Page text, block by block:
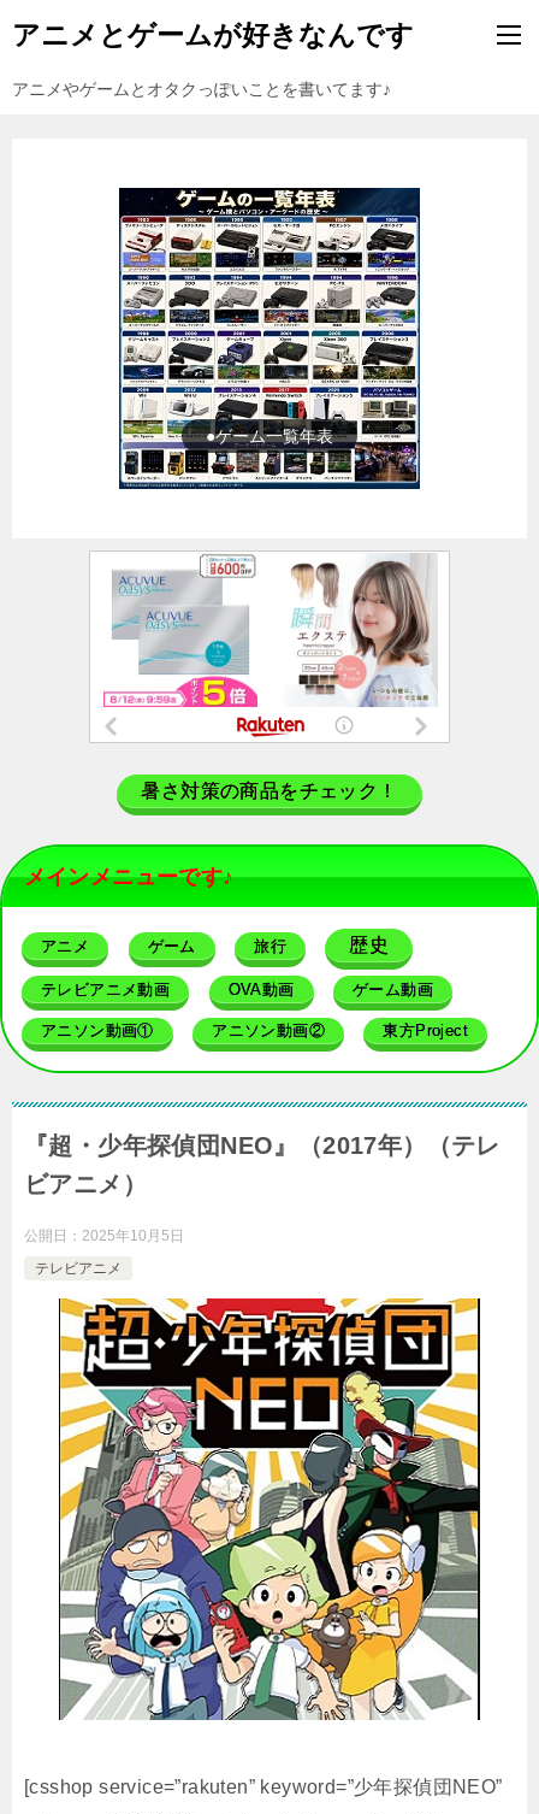
アニメとゲームが好きなんです
アニメやゲームとオタクっぽいことを書いてます♪
●ゲーム一覧年表
暑さ対策の商品をチェック！
メインメニューです♪
アニメ ゲーム 旅行 歴史
テレビアニメ動画 OVA動画 ゲーム動画
アニソン動画① アニソン動画② 東方Project
『超・少年探偵団NEO』（2017年）（テレ
ビアニメ）
公開日： 2025年10月5日
テレビアニメ
[csshop service=”rakuten” keyword=”少年探偵団NEO”